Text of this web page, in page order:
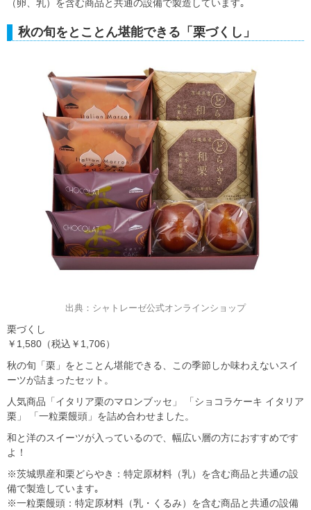
（卵、乳）を含む商品と共通の設備で製造しています｡
秋の旬をとことん堪能できる「栗づくし」
出典：シャトレーゼ公式オンラインショップ
栗づくし
￥1,580（税込￥1,706）
秋の旬「栗」をとことん堪能できる、この季節しか味わえないスイ
ーツが詰まったセット。
人気商品「イタリア栗のマロンブッセ」 「ショコラケーキ イタリア
栗」 「一粒栗饅頭」を詰め合わせました。
和と洋のスイーツが入っているので、幅広い層の方におすすめです
よ！
※茨城県産和栗どらやき：特定原材料（乳）を含む商品と共通の設
備で製造しています｡
※一粒栗饅頭：特定原材料（乳・くるみ）を含む商品と共通の設備